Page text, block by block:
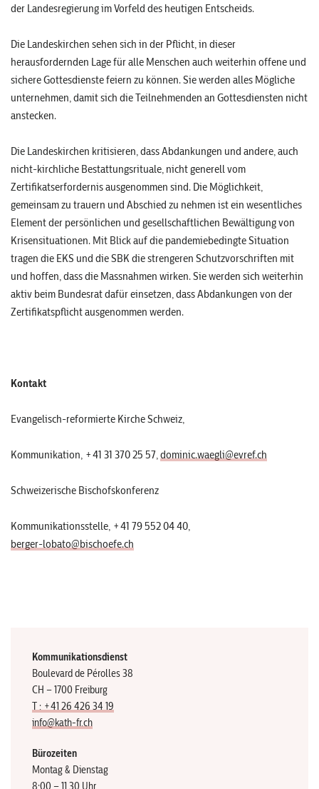
der Landesregierung im Vorfeld des heutigen Entscheids.
Die Landeskirchen sehen sich in der Pflicht, in dieser
herausfordernden Lage für alle Menschen auch weiterhin offene und
sichere Gottesdienste feiern zu können. Sie werden alles Mögliche
unternehmen, damit sich die Teilnehmenden an Gottesdiensten nicht
anstecken.
Die Landeskirchen kritisieren, dass Abdankungen und andere, auch
nicht-kirchliche Bestattungsrituale, nicht generell vom
Zertifikatserfordernis ausgenommen sind. Die Möglichkeit,
gemeinsam zu trauern und Abschied zu nehmen ist ein wesentliches
Element der persönlichen und gesellschaftlichen Bewältigung von
Krisensituationen. Mit Blick auf die pandemiebedingte Situation
tragen die EKS und die SBK die strengeren Schutzvorschriften mit
und hoffen, dass die Massnahmen wirken. Sie werden sich weiterhin
aktiv beim Bundesrat dafür einsetzen, dass Abdankungen von der
Zertifikatspflicht ausgenommen werden.
Kontakt
Evangelisch-reformierte Kirche Schweiz,
Kommunikation, +41 31 370 25 57, dominic.waegli@evref.ch
Schweizerische Bischofskonferenz
Kommunikationsstelle, +41 79 552 04 40,
berger-lobato@bischoefe.ch
Kommunikationsdienst
Boulevard de Pérolles 38
CH – 1700 Freiburg
T : +41 26 426 34 19
info@kath-fr.ch
Bürozeiten
Montag & Dienstag
8:00 – 11.30 Uhr